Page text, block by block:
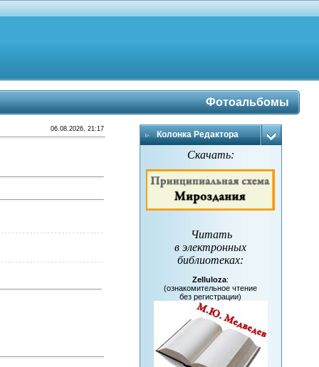
Фотоальбомы
06.08.2026, 21:17
Колонка Редактора
Скачать:
Читать
в электронных
библиотеках:
Zelluloza:
(ознакомительное чтение
без регистрации)